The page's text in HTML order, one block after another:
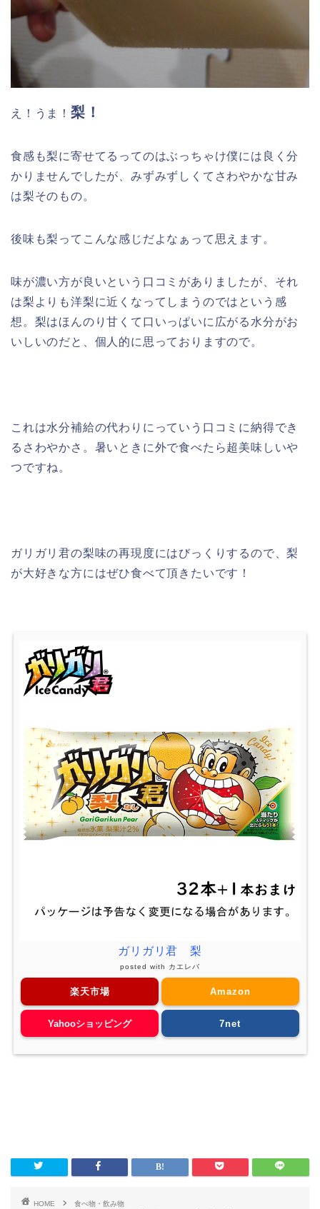
え！うま！ 梨！
食感も梨に寄せてるってのはぶっちゃけ僕には良く分
かりませんでしたが、みずみずしくてさわやかな甘み
は梨そのもの。
後味も梨ってこんな感じだよなぁって思えます。
味が濃い方が良いという口コミがありましたが、それ
は梨よりも洋梨に近くなってしまうのではという感
想。梨はほんのり甘くて口いっぱいに広がる水分がお
いしいのだと、個人的に思っておりますので。
これは水分補給の代わりにっていう口コミに納得でき
るさわやかさ。暑いときに外で食べたら超美味しいや
つですね。
ガリガリ君の梨味の再現度にはびっくりするので、梨
が大好きな方にはぜひ食べて頂きたいです！
ガリガリ君 梨
posted with カエレバ
楽天市場 Amazon
Yahooショッピング 7net
HOME
食べ物・飲み物